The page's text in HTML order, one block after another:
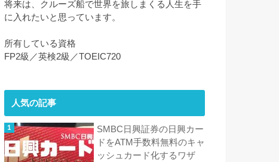
将来は、クルーズ船で世界を旅しまくる人生を手
に入れたいと思っています。
所有している資格
FP2級／英検2級／TOEIC720
人気の記事
SMBC日興証券の日興カー
ドをATM手数料無料のキャ
ッシュカード化するワザ